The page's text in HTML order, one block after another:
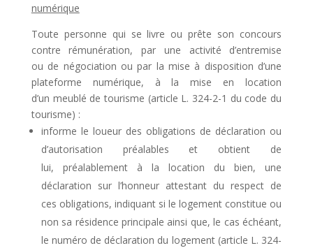
numérique
Toute personne qui se livre ou prête son concours
contre rémunération, par une activité d’entremise
ou de négociation ou par la mise à disposition d’une
plateforme numérique, à la mise en location
d’un meublé de tourisme (article L. 324-2-1 du code du
tourisme) :
informe le loueur des obligations de déclaration ou
d’autorisation préalables et obtient de
lui, préalablement à la location du bien, une
déclaration sur l’honneur attestant du respect de
ces obligations, indiquant si le logement constitue ou
non sa résidence principale ainsi que, le cas échéant,
le numéro de déclaration du logement (article L. 324-